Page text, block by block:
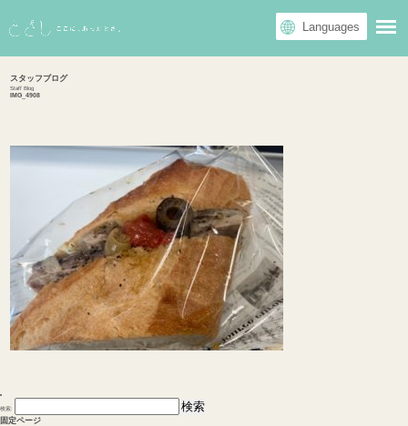
スタッフブログ
Staff Blog
IMG_4908
検索:
固定ページ